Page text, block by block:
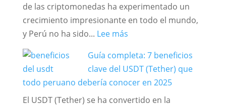
Lima
Safely
and
Quickly
Criptomonedas
y
Bitcoin
Lima
–
PERU
de las criptomonedas ha experimentado un
crecimiento impresionante en todo el mundo,
y Perú no ha sido... Lee más:
y
dónde
comprar
criptomonedas
Guía completa: 7 beneficios
clave del USDT (Tether) que
todo peruano debería conocer en 2025
El USDT (Tether) se ha convertido en la